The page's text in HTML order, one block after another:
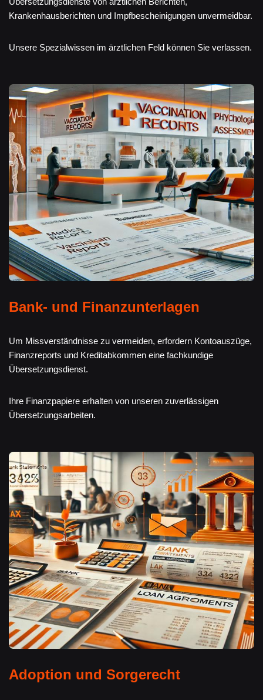
Krankenhausberichten und Impfbescheinigungen unvermeidbar.
Unsere Spezialwissen im ärztlichen Feld können Sie verlassen.
Bank- und Finanzunterlagen
Um Missverständnisse zu vermeiden, erfordern Kontoauszüge,
Finanzreports und Kreditabkommen eine fachkundige
Übersetzungsdienst.
Ihre Finanzpapiere erhalten von unseren zuverlässigen
Übersetzungsarbeiten.
Adoption und Sorgerecht